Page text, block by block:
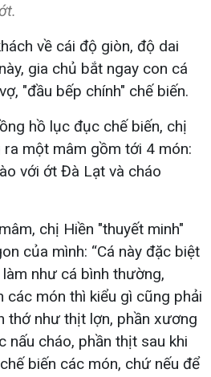
về cái độ giòn, độ dai
gia chủ bắt ngay con cá
"đầu bếp chính" chế biến.
hồ lục đục chế biến, chị
ra một mâm gồm tới 4 món:
với ớt Đà Lạt và cháo
chị Hiền "thuyết minh"
của mình: “Cá này đặc biệt
như cá bình thường,
các món thì kiểu gì cũng phải
thớ như thịt lợn, phần xương
nấu cháo, phần thịt sau khi
biến các món, chứ nếu để